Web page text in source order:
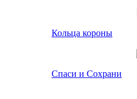
Кольца короны
Спаси и Сохрани